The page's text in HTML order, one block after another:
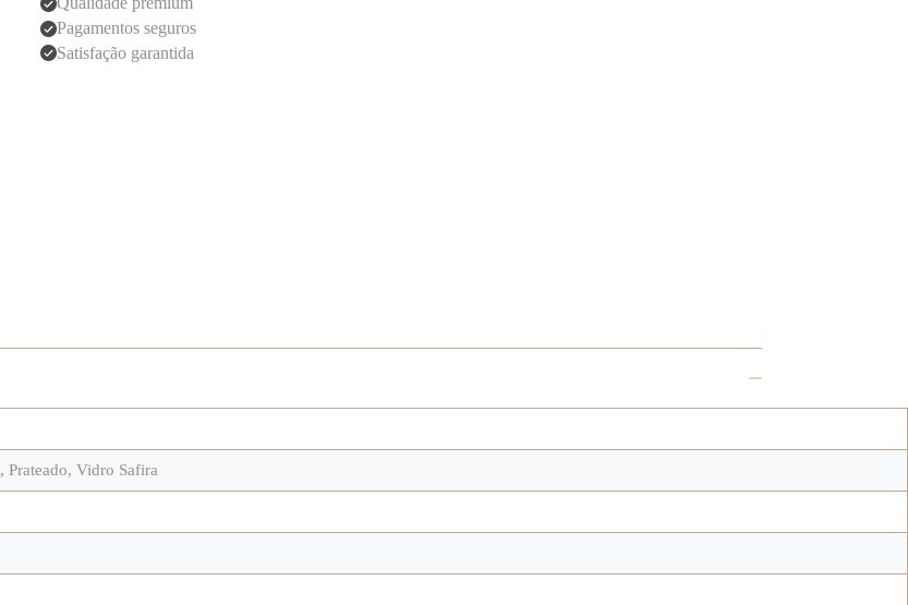
Pagamentos seguros
Satisfação garantida
, Prateado, Vidro Safira